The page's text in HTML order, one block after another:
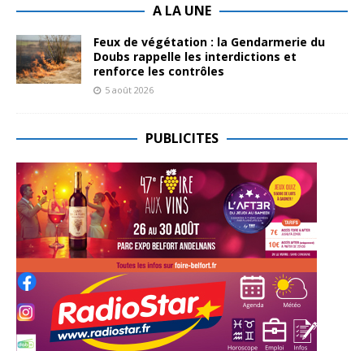
A LA UNE
Feux de végétation : la Gendarmerie du
Doubs rappelle les interdictions et
renforce les contrôles
5 août 2026
PUBLICITES